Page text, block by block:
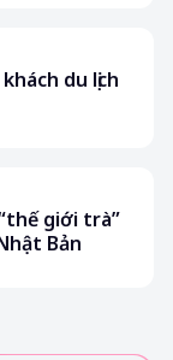
du lịch
giới trà”
Bản